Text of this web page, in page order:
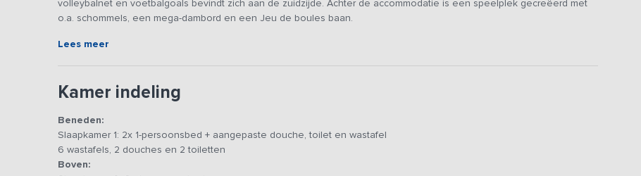
volleybalnet en voetbalgoals bevindt zich aan de zuidzijde. Achter de accommodatie is een speelplek gecreëerd met
o.a. schommels, een mega-dambord en een Jeu de boules baan.
Groepen tot 22 personen kunnen hier uitstekend terecht voor verschillende doeleinden, zoals trainingen,
geluidsinstallatie) en eethoek met ruime tafels en eigentijdse stoelen. De ruim opgezette en goed ingerichte open
keuken beschikt over 6-pits gasfornuis met oven, vaatwasser, magnetron, koelkast en voldoende keukeninventaris. Er
zijn 4 slaapkamers en 3 douches aanwezig.
Lees meer
Kamer indeling
Beneden:
Slaapkamer 1: 2x 1-persoonsbed + aangepaste douche, toilet en wastafel
6 wastafels, 2 douches en 2 toiletten
Boven: